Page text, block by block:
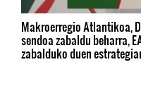
Makroerregio Atlantikoa,
sendoa zabaldu beharra,
zabalduko duen